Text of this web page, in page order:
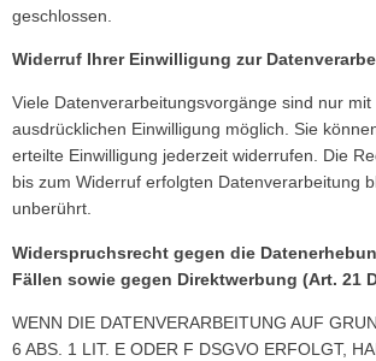
geschlossen.
Widerruf Ihrer Einwilligung zur
Viele Datenverarbeitungsvorgänge sind nur mit
ausdrücklichen Einwilligung möglich. Sie
erteilte Einwilligung jederzeit widerrufen. Die
bis zum Widerruf erfolgten Datenverarbeitung
unberührt.
Widerspruchsrecht gegen die
Fällen sowie gegen Direktwerbung (Art. 21
WENN DIE DATENVERARBEITUNG AUF
6 ABS. 1 LIT. E ODER F DSGVO ERFOLGT,